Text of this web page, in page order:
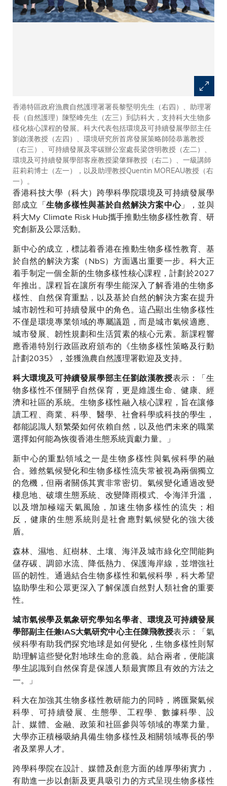
香港特區政府漁農自然護理署署長黎堅明先生（右四）、助理署
長（自然護理）陳堅峰先生（左三）到訪科大，支持科大生物多
樣化核心課程的發展。科大代表包括環境及可持續發展學部主任
劉啟漢教授（左四）、環境研究所首席發展策略師陸恭蕙教授
（右三）、可持續發展及零碳辦公室處長梁啓明教授（左二）、
環境及可持續發展學部客座教授梁肇輝教授（右二）、一級講師
莊莉莉博士（左一），以及助理教授Quentin MOREAU教授（右
一）。
香港科技大學（科大）跨學科學院環境及可持續發展學
部成立「生物多樣性與基於自然解決方案中心」，並與
科大My Climate Risk Hub攜手推動生物多樣性教育、研
究創新及公眾活動。
新中心的成立，標誌着香港在推動生物多樣性教育、基
於自然的解決方案（NbS）方面邁出重要一步。科大正
着手制定一個全新的生物多樣性核心課程，計劃於2027
年推出。課程旨在讓所有學生能深入了解香港的生物多
樣性、自然保育重點，以及基於自然的解決方案在提升
城市韌性和可持續發展中的角色。這凸顯出生物多樣性
不僅是環境專業領域的專屬議題，而是城市氣候適應、
城市發展、韌性規劃和生活質素的核心元素。新課程響
應香港特別行政區政府頒布的《生物多樣性策略及行動
計劃2035》，並獲漁農自然護理署歡迎及支持。
科大環境及可持續發展學部主任劉啟漢教授表示：「生
物多樣性不僅關乎自然保育，更是維護生命、健康、經
濟和社區的系統。生物多樣性融入核心課程，旨在讓修
讀工程、商業、科學、醫學、社會科學或科技的學生，
都能認識人類繁榮如何依賴自然，以及他們未來的職業
選擇如何能為恢復香港生態系統貢獻力量。」
新中心的重點領域之一是生物多樣性與氣候科學的融
合。雖然氣候變化和生物多樣性流失常被視為兩個獨立
的危機，但兩者關係其實非常密切。氣候變化通過改變
棲息地、破壞生態系統、改變降雨模式、令海洋升溫，
以及增加極端天氣風險，加速生物多樣性的流失；相
反，健康的生態系統則是社會應對氣候變化的強大後
盾。
森林、濕地、紅樹林、土壤、海洋及城市綠化空間能夠
儲存碳、調節水流、降低熱力、保護海岸線，並增強社
區的韌性。通過結合生物多樣性和氣候科學，科大希望
協助學生和公眾更深入了解保護自然對人類社會的重要
性。
城市氣候學及氣象研究學知名學者、環境及可持續發展
學部副主任兼IAS大氣研究中心主任陳飛教授表示：「氣
候科學有助我們探究地球是如何變化，生物多樣性則幫
助理解這些變化對地球生命的意義。結合兩者，便能讓
學生認識到自然保育是保護人類最實際且有效的方法之
一。」
科大在加強其生物多樣性教研能力的同時，將匯聚氣候
科學、可持續發展、生態學、工程學、數據科學、設
計、媒體、金融、政策和社區參與等領域的專業力量。
大學亦正積極吸納具備生物多樣性及相關領域專長的學
者及業界人才。
跨學科學院在設計、媒體及創意方面的雄厚學術實力，
有助進一步以創新及更具吸引力的方式呈現生物多樣性